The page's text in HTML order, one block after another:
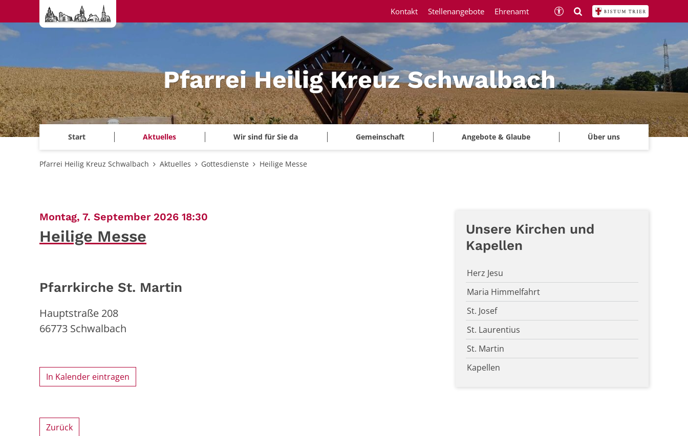
Zum Inhalt springen
Pfarrei Heilig Kreuz Schwalbach
Start Aktuelles Wir sind für Sie da Gemeinschaft Angebote & Glaube Über uns
Kontakt Stellenangebote Ehrenamt
Pfarrei Heilig Kreuz Schwalbach Aktuelles Gottesdienste Heilige Messe
Montag, 7. September 2026 18:30
Heilige Messe
Pfarrkirche St. Martin
Hauptstraße 208
66773 Schwalbach
In Kalender eintragen
Unsere Kirchen und
Kapellen
Herz Jesu
Maria Himmelfahrt
St. Josef
St. Laurentius
St. Martin
Kapellen
Zurück